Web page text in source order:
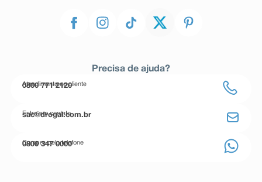
Precisa de ajuda?
Atendimento ao cliente
0800 771 2120
Entre em contato
sac@drogal.com.br
Compre pelo telefone
0800 347 0000